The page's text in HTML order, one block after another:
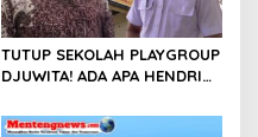
TUTUP SEKOLAH PLAYGROUP
DJUWITA! ADA APA HENDRI